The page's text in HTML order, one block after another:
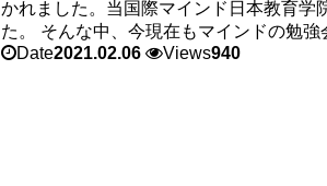
かれました。当国際マインド日本教育学
た。 そんな中、今現在もマインドの勉強
Date2021.02.06 Views940